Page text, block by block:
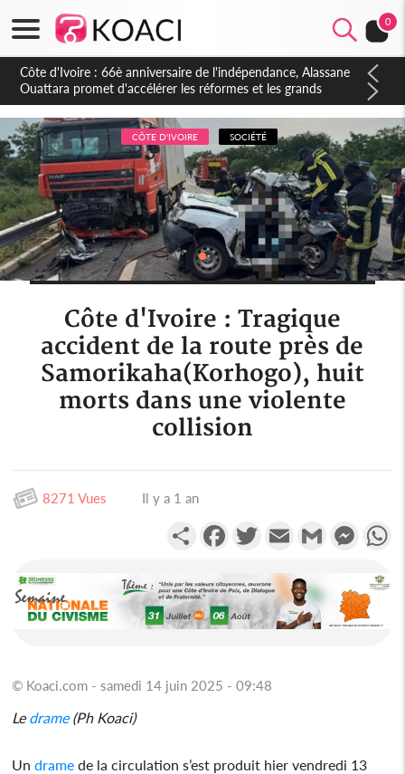
0
Côte d'Ivoire : À Abidjan, Amadou Oury Bah admire le modèle
ivoirien et veut s'en inspirer pour accélérer le développement
de la Guinée
CÔTE D'IVOIRE SOCIÉTÉ
Côte d'Ivoire : Tragique
accident de la route près de
Samorikaha(Korhogo), huit
morts dans une violente
collision
8271 Vues Il y a 1 an
PartagerFacebookTwitterEmail Gmail
© Koaci.com - samedi 14 juin 2025 - 09:48
Le drame(Ph Koaci)
Undrame de la circulation s’est produit hier vendredi 13